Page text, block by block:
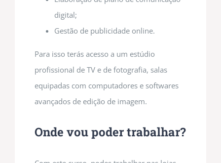
digital;
Gestão de publicidade online.
Para isso terás acesso a um estúdio
profissional de TV e de fotografia, salas
equipadas com computadores e softwares
avançados de edição de imagem.
Onde vou poder trabalhar?